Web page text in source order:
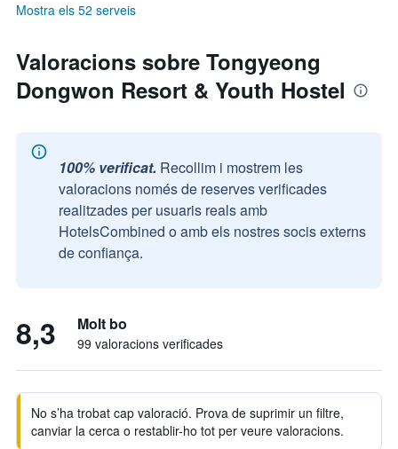
Mostra els 52 serveis
Valoracions sobre Tongyeong
Dongwon Resort & Youth Hostel
100% verificat. Recollim i mostrem les
valoracions només de reserves verificades
realitzades per usuaris reals amb
HotelsCombined o amb els nostres socis externs
de confiança.
8,3 Molt bo
99 valoracions verificades
No s’ha trobat cap valoració. Prova de suprimir un filtre,
canviar la cerca o restablir-ho tot per veure valoracions.